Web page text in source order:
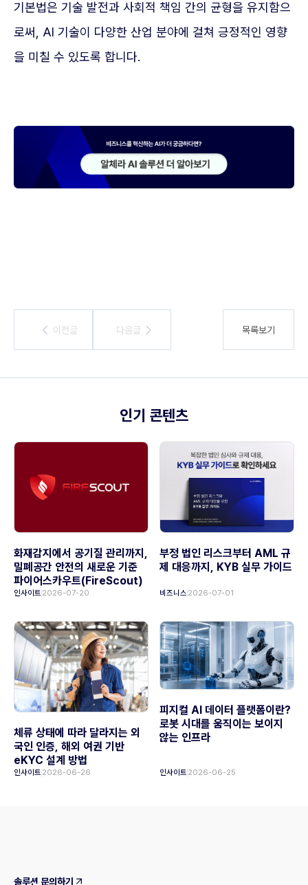
기본법은 기술 발전과 사회적 책임 간의 균형을 유지함으
로써, AI 기술이 다양한 산업 분야에 걸쳐 긍정적인 영향
을 미칠 수 있도록 합니다.
이전글
이전글 다음글
다음글 목록보기
인기 콘텐츠
화재감지에서 공기질 관리까지,
밀폐공간 안전의 새로운 기준
파이어스카우트(FireScout)
인사이트 2026-07-20
부정 법인 리스크부터 AML 규
제 대응까지, KYB 실무 가이드
비즈니스 2026-07-01
체류 상태에 따라 달라지는 외
국인 인증, 해외 여권 기반
eKYC 설계 방법
인사이트 2026-06-26
피지컬 AI 데이터 플랫폼이란?
로봇 시대를 움직이는 보이지
않는 인프라
인사이트 2026-06-25
솔루션 문의하기